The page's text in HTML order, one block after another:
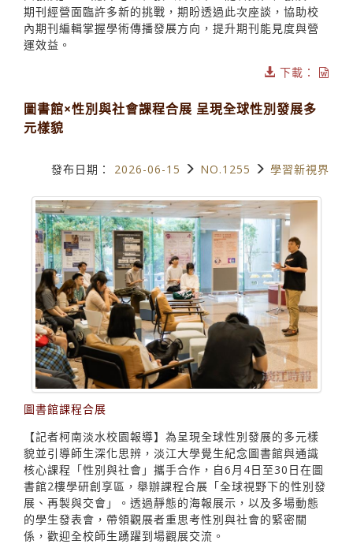
期刊經營面臨許多新的挑戰，期盼透過此次座談，協助校
內期刊編輯掌握學術傳播發展方向，提升期刊能見度與營
運效益。
下載：
圖書館×性別與社會課程合展 呈現全球性別發展多
元樣貌
發布日期： 2026-06-15 NO.1255 學習新視界
圖書館課程合展
【記者柯南淡水校園報導】為呈現全球性別發展的多元樣
貌並引導師生深化思辨，淡江大學覺生紀念圖書館與通識
核心課程「性別與社會」攜手合作，自6月4日至30日在圖
書館2樓學研創享區，舉辦課程合展「全球視野下的性別發
展、再製與交會」。透過靜態的海報展示，以及多場動態
的學生發表會，帶領觀展者重思考性別與社會的緊密關
係，歡迎全校師生踴躍到場觀展交流。